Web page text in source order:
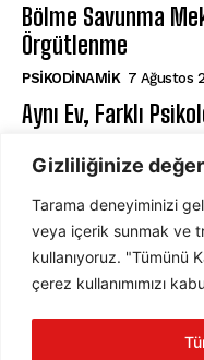
Gizliliğinize
Tarama deneyiminizi
veya içerik sunmak ve
kullanıyoruz. "Tümünü
çerez kullanımımızı
Bölme Savunma
Örgütlenme
PSIKODINAMIK 7 Ağustos
Aynı Ev, Farklı
ABONE OL